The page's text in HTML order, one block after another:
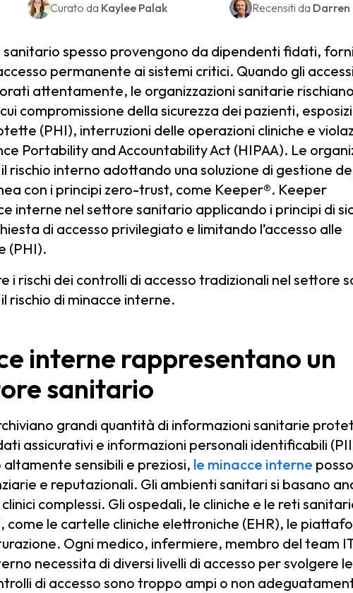
Curato da Kaylee Palak Recensiti da Darren
spesso provengono da dipendenti fidati,
permanente ai sistemi critici. Quando gli accessi
attentamente, le organizzazioni sanitarie rischiano
compromissione della sicurezza dei pazienti,
(PHI), interruzioni delle operazioni cliniche e
Portability and Accountability Act (HIPAA). Le
rischio interno adottando una soluzione di gestione
con i principi zero-trust, come Keeper®. Keeper
interne nel settore sanitario applicando i principi di
di accesso privilegiato e limitando l’accesso alle
(PHI).
i rischi dei controlli di accesso tradizionali nel settore
rischio di minacce interne.
interne rappresentano un
sanitario
grandi quantità di informazioni sanitarie
assicurativi e informazioni personali identificabili
altamente sensibili e preziosi, le minacce interne
e reputazionali. Gli ambienti sanitari si basano
complessi. Gli ospedali, le cliniche e le reti
come le cartelle cliniche elettroniche (EHR), le
Ogni medico, infermiere, membro del team
necessita di diversi livelli di accesso per svolgere le
di accesso sono troppo ampi o non